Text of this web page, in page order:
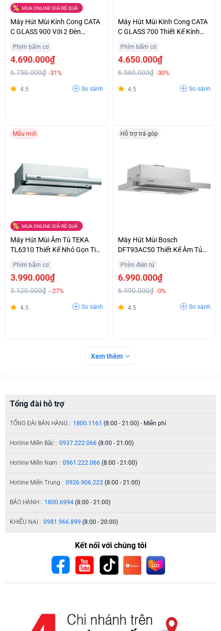
MUA ONLINE GIÁ RẺ QUÁ
Máy Hút Mùi Kính Cong CATA
C GLASS 900 Với 2 Đèn
Lớn
Phím bấm cơ
4.690.000₫
6.750.000₫ -31%
4.5 So sánh
Máy Hút Mùi Kính Cong CATA
C GLASS 700 Thiết Kế Kính
Hợp Lý
Phím bấm cơ
4.650.000₫
6.560.000₫ -30%
4.5 So sánh
Mẫu mới
MUA ONLINE GIÁ RẺ QUÁ
Máy Hút Mùi Âm Tủ TEKA
TL6310 Thiết Kế Nhỏ Gọn Tiết
Kiệm Không Gian Giá Bất Ngờ
Phím bấm cơ
3.990.000₫
3.120.000₫ --27%
4.5 So sánh
Hỗ trợ trả góp
Máy Hút Mùi Bosch
DFT93AC50 Thiết Kế Âm Tủ
Ưu Đãi
Phím điện tử
6.990.000₫
6.990.000₫ -0%
4.5 So sánh
Xem thêm
Tổng đài hỗ trợ
TỔNG ĐÀI BÁN HÀNG : 1800.1161 (8:00 - 21:00) - Miễn phí
Hotline Miền Bắc : 0937.222.066 (8:00 - 21:00)
Hotline Miền Nam : 0961.222.066 (8:00 - 21:00)
Hotline Miền Trung : 0926.906.222 (8:00 - 21:00)
BẢO HÀNH : 1800.6994 (8:00 - 21:00)
KHIẾU NẠI : 0981.966.899 (8:00 - 20:00)
Kết nối với chúng tôi